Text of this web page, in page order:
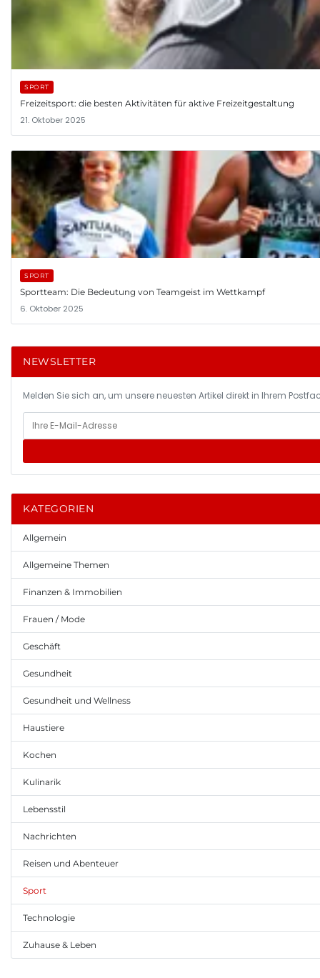
SPORT
Freizeitsport: die besten Aktivitäten für aktive Freizeitgestaltung
21. Oktober 2025
SPORT
Sportteam: Die Bedeutung von Teamgeist im Wettkampf
6. Oktober 2025
NEWSLETTER
Melden Sie sich an, um unsere neuesten Artikel direkt in Ihrem
KATEGORIEN
Allgemein
Allgemeine Themen
Finanzen & Immobilien
Frauen / Mode
Geschäft
Gesundheit
Gesundheit und Wellness
Haustiere
Kochen
Kulinarik
Lebensstil
Nachrichten
Reisen und Abenteuer
Sport
Technologie
Zuhause & Leben